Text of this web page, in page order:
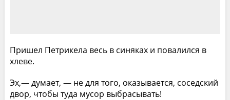
Пришел Петрикела весь в синяках и повалился в
хлеве.
Эх,— думает, — не для того, оказывается, соседский
двор, чтобы туда мусор выбрасывать!